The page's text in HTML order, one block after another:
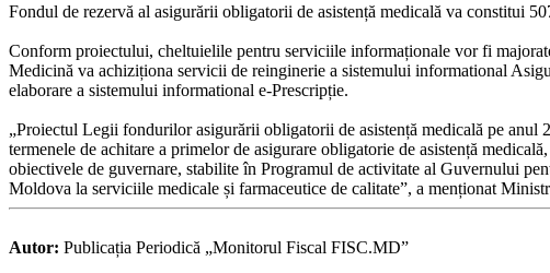
Fondul de rezervă al asigurării obligatorii de asistență medicală va constitui
Conform proiectului, cheltuielile pentru serviciile informaționale vor fi
Medicină va achiziționa servicii de reinginerie a sistemului informational
elaborare a sistemului informational e-Prescripție.
„Proiectul Legii fondurilor asigurării obligatorii de asistență medicală pe
termenele de achitare a primelor de asigurare obligatorie de asistență
obiectivele de guvernare, stabilite în Programul de activitate al Guvernului
Moldova la serviciile medicale și farmaceutice de calitate”, a menționat
Autor: Publicația Periodică „Monitorul Fiscal FISC.MD”